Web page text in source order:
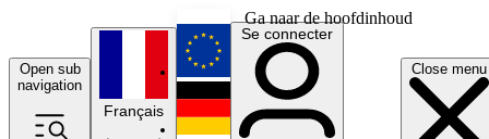
Ga naar de hoofdinhoud
Open sub
navigation
Close menu
Français
English
Deutsch
Se connecter